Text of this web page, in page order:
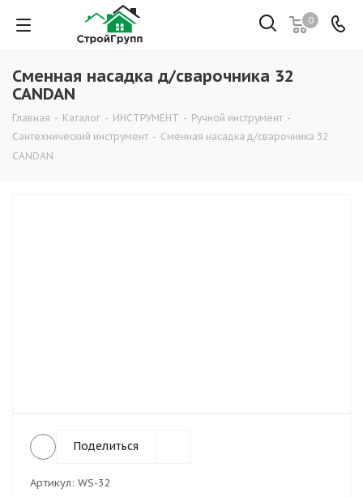
0
Сменная насадка д/сварочника 32
CANDAN
Главная - Каталог - ИНСТРУМЕНТ - Ручной инструмент -
Сантехнический инструмент - Сменная насадка д/сварочника 32
CANDAN
Поделиться
Артикул: WS-32